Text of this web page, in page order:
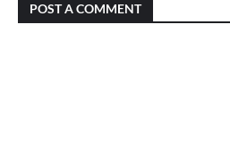
POST A COMMENT